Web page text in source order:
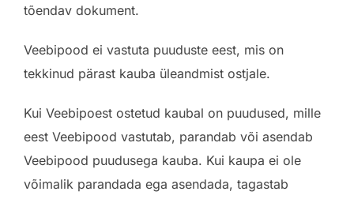
tõendav dokument.
Veebipood ei vastuta puuduste eest, mis on
tekkinud pärast kauba üleandmist ostjale.
Kui Veebipoest ostetud kaubal on puudused, mille
eest Veebipood vastutab, parandab või asendab
Veebipood puudusega kauba. Kui kaupa ei ole
võimalik parandada ega asendada, tagastab